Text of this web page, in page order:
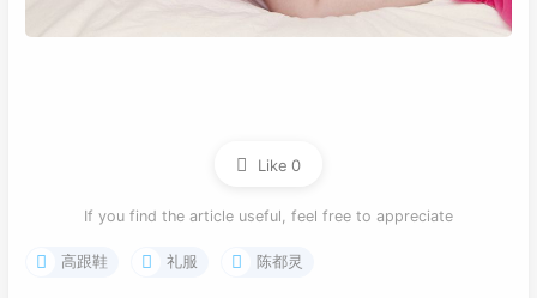
Like 0
If you find the article useful, feel free to appreciate
高跟鞋 礼服 陈都灵